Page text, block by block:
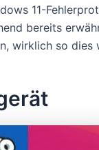
11-
bereits
wirklich so